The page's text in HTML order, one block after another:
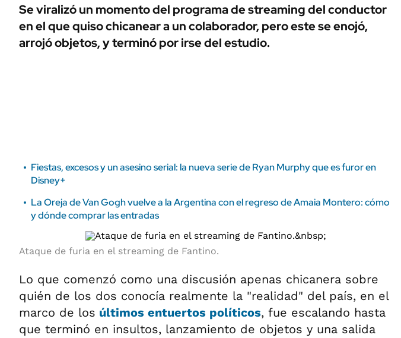
ÁMBITO DEBATE
MEDIAKIT AMBITO DEBATE
Municipios
URUGUAY
LIFESTYLE
AUTOS
Se viralizó un momento del programa de streaming del conductor
en el que quiso chicanear a un colaborador, pero este se enojó,
arrojó objetos, y terminó por irse del estudio.
Fiestas, excesos y un asesino serial: la nueva serie de Ryan Murphy que es furor en
Disney+
La Oreja de Van Gogh vuelve a la Argentina con el regreso de Amaia Montero: cómo
y dónde comprar las entradas
Ataque de furia en el streaming de Fantino.
Lo que comenzó como una discusión apenas chicanera sobre
quién de los dos conocía realmente la "realidad" del país, en el
marco de los últimos entuertos políticos, fue escalando hasta
que terminó en insultos, lanzamiento de objetos y una salida